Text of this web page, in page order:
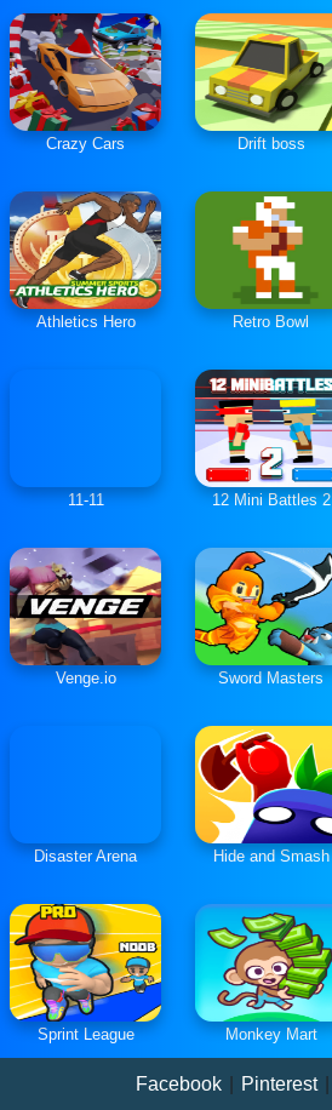
Crazy Cars Drift boss
Athletics Hero Retro Bowl
11-11 12 Mini Battles 2
Venge.io Sword Masters
Disaster Arena Hide and Smash
Sprint League Monkey Mart
Facebook Pinterest